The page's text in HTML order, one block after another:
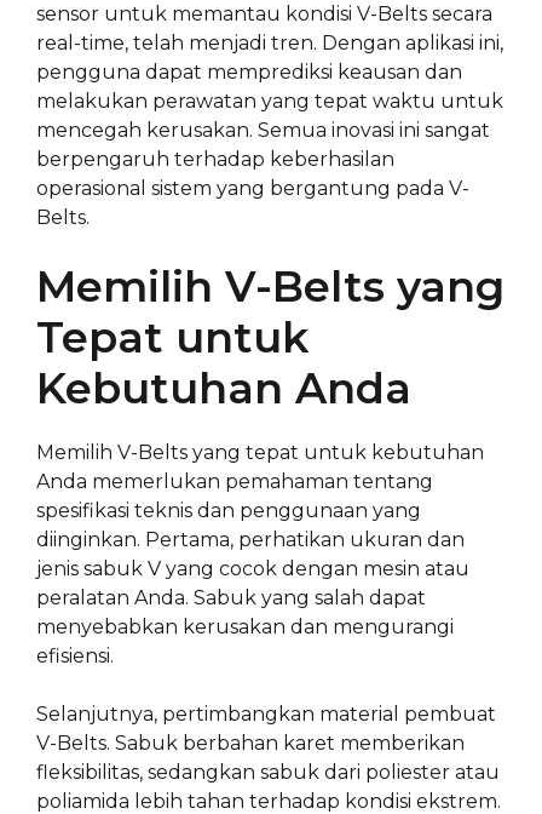
sensor untuk memantau kondisi V-Belts secara
real-time, telah menjadi tren. Dengan aplikasi ini,
pengguna dapat memprediksi keausan dan
melakukan perawatan yang tepat waktu untuk
mencegah kerusakan. Semua inovasi ini sangat
berpengaruh terhadap keberhasilan
operasional sistem yang bergantung pada V-
Belts.
Memilih V-Belts yang
Tepat untuk
Kebutuhan Anda
Memilih V-Belts yang tepat untuk kebutuhan
Anda memerlukan pemahaman tentang
spesifikasi teknis dan penggunaan yang
diinginkan. Pertama, perhatikan ukuran dan
jenis sabuk V yang cocok dengan mesin atau
peralatan Anda. Sabuk yang salah dapat
menyebabkan kerusakan dan mengurangi
efisiensi.
Selanjutnya, pertimbangkan material pembuat
V-Belts. Sabuk berbahan karet memberikan
fleksibilitas, sedangkan sabuk dari poliester atau
poliamida lebih tahan terhadap kondisi ekstrem.